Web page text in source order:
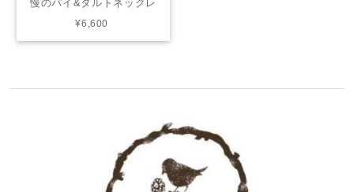
慢のパイ&タルトネックレ
¥6,600